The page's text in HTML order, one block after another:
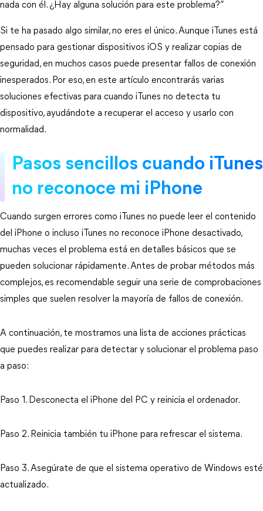
nada con él. ¿Hay alguna solución para este problema?”
Si te ha pasado algo similar, no eres el único. Aunque iTunes está
pensado para gestionar dispositivos iOS y realizar copias de
seguridad, en muchos casos puede presentar fallos de conexión
inesperados. Por eso, en este artículo encontrarás varias
soluciones efectivas para cuando iTunes no detecta tu
dispositivo, ayudándote a recuperar el acceso y usarlo con
normalidad.
Pasos sencillos cuando iTunes
no reconoce mi iPhone
Cuando surgen errores como iTunes no puede leer el contenido
del iPhone o incluso iTunes no reconoce iPhone desactivado,
muchas veces el problema está en detalles básicos que se
pueden solucionar rápidamente. Antes de probar métodos más
complejos, es recomendable seguir una serie de comprobaciones
simples que suelen resolver la mayoría de fallos de conexión.
A continuación, te mostramos una lista de acciones prácticas
que puedes realizar para detectar y solucionar el problema paso
a paso:
Paso 1. Desconecta el iPhone del PC y reinicia el ordenador.
Paso 2. Reinicia también tu iPhone para refrescar el sistema.
Paso 3. Asegúrate de que el sistema operativo de Windows esté
actualizado.